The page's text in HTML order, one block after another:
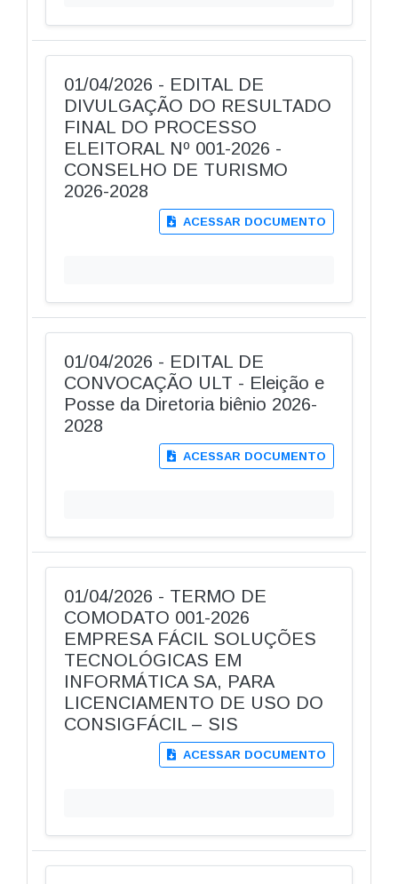
01/04/2026 - EDITAL DE
DIVULGAÇÃO DO RESULTADO
FINAL DO PROCESSO
ELEITORAL Nº 001-2026 -
CONSELHO DE TURISMO
2026-2028
ACESSAR DOCUMENTO
01/04/2026 - EDITAL DE
CONVOCAÇÃO ULT - Eleição e
Posse da Diretoria biênio 2026-
2028
ACESSAR DOCUMENTO
01/04/2026 - TERMO DE
COMODATO 001-2026
EMPRESA FÁCIL SOLUÇÕES
TECNOLÓGICAS EM
INFORMÁTICA SA, PARA
LICENCIAMENTO DE USO DO
CONSIGFÁCIL – SIS
ACESSAR DOCUMENTO